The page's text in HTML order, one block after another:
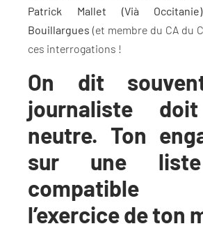
Patrick Mallet (Vià
Bouillargues (et membre du CA du
ces interrogations !
On dit
journaliste
neutre. Ton
sur une
l’exercice de ton